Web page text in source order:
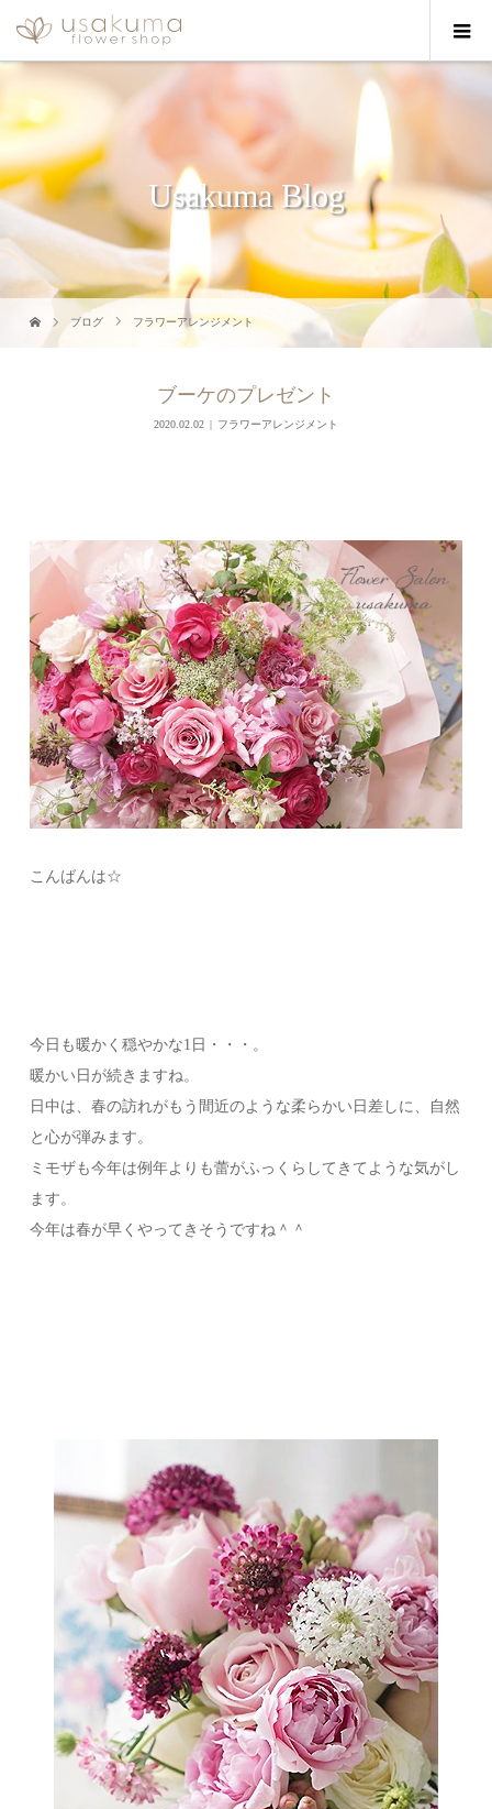
Usakuma Blog
ブログ フラワーアレンジメント
ブーケのプレゼント
2020.02.02 フラワーアレンジメント
こんばんは☆
今日も暖かく穏やかな1日・・・。
暖かい日が続きますね。
日中は、春の訪れがもう間近のような柔らかい日差しに、自然
と心が弾みます。
ミモザも今年は例年よりも蕾がふっくらしてきてような気がし
ます。
今年は春が早くやってきそうですね＾＾